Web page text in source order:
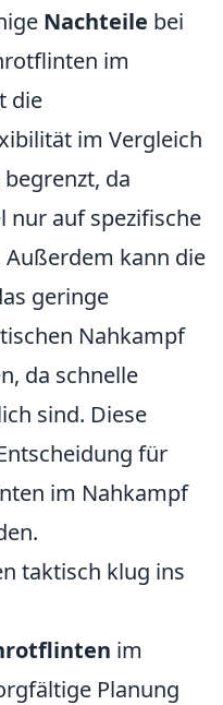
Nachteile bei
im
die
im Vergleich
da
nur auf spezifische
kann die
geringe
Nahkampf
da schnelle
sind. Diese
für
im Nahkampf
taktisch klug ins
im
Planung